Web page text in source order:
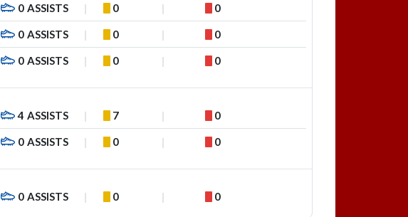
0 ASSISTS 0 0
0 ASSISTS 0 0
0 ASSISTS 0 0
4 ASSISTS 7 0
0 ASSISTS 0 0
0 ASSISTS 0 0